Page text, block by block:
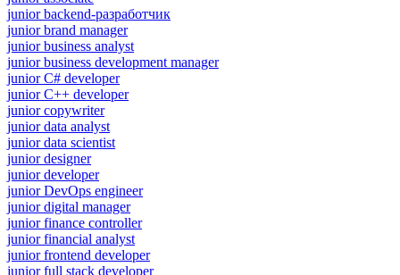
junior backend-разработчик
junior brand manager
junior business analyst
junior business development manager
junior C# developer
junior C++ developer
junior copywriter
junior data analyst
junior data scientist
junior designer
junior developer
junior DevOps engineer
junior digital manager
junior finance controller
junior financial analyst
junior frontend developer
junior full stack developer